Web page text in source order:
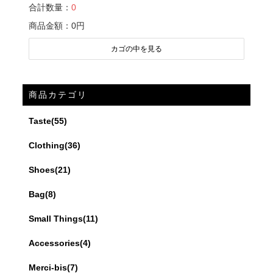
ラグジュアリーブランドと セレクトされた
ヴィンテージアイテムを 委託販売する
『Merci&Co.』。
急遽、クリスマス福袋をお値打ち価格で販売いたしま
す♪
・販売期間:12月17日(月)～12月24日(日)
・お値下げ商品と今回だけのセット商品がございま
Instagramを更新しました!
合計数量：0
商品金額：0円
カゴの中を見る
商品カテゴリ
Taste(55)
Clothing(36)
Shoes(21)
Bag(8)
Small Things(11)
Accessories(4)
Merci-bis(7)